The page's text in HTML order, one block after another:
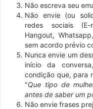
Não escreva seu
Não envie (ou
redes sociais (E-
Hangout,
sem acordo prévio
Nunca envie um
início da
condição que, para
"Que tipo de
antes de saber um
Não envie frases